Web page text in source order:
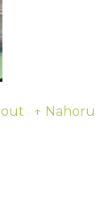
↑ Nahoru